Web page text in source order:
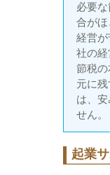
必要
合が
経営
社の経
節税
元に
は、
せん。
起業